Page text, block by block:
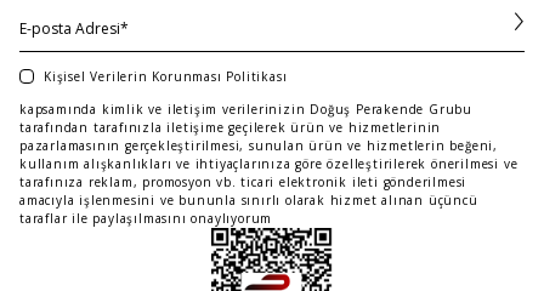
Kişisel Verilerin Korunması Politikası
kapsamında kimlik ve iletişim verilerinizin Doğuş Perakende Grubu
tarafından tarafınızla iletişime geçilerek ürün ve hizmetlerinin
pazarlamasının gerçekleştirilmesi, sunulan ürün ve hizmetlerin beğeni,
kullanım alışkanlıkları ve ihtiyaçlarınıza göre özelleştirilerek önerilmesi ve
tarafınıza reklam, promosyon vb. ticari elektronik ileti gönderilmesi
amacıyla işlenmesini ve bununla sınırlı olarak hizmet alınan üçüncü
taraflar ile paylaşılmasını onaylıyorum